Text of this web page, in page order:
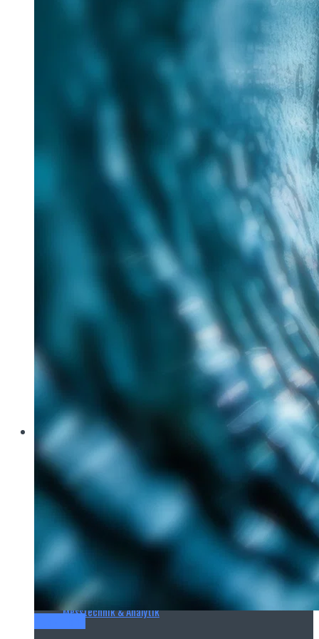
Im Rahmen des Messe-Mottos „Lösungen für eine
verantwortungsvolle Zukunft“ hat Tracto auf der IFAT
nachhaltige Verfahren für die zukunftsorientierte
Aquatech Amsterdam
Brau Beviale
Hannover Messe
IFAT
E‑Mag
Wasseraufbereitung
Wasserbehandlung
Wasserinfrastruktur
Anlagen & Komponenten
Messtechnik & Analytik